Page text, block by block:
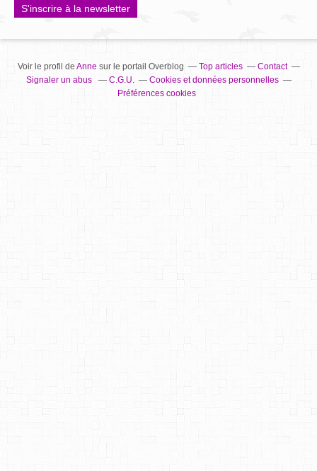
S'inscrire à la newsletter
Voir le profil de Annesur le portail Overblog Top articles
Contact
Signaler un abus
C.G.U.
Cookies et données personnelles
Préférences cookies